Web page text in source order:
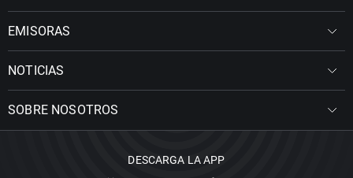
EMISORAS
NOTICIAS
SOBRE NOSOTROS
DESCARGA LA APP